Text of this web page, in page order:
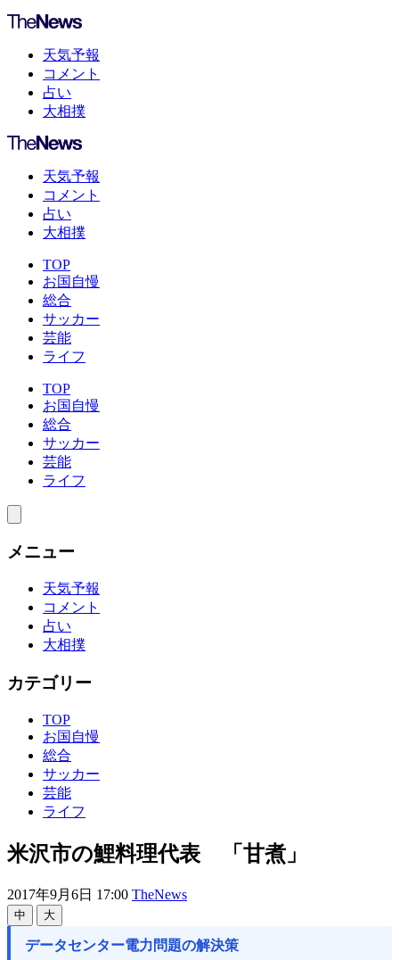
天気予報
コメント
占い
大相撲
天気予報
コメント
占い
大相撲
TOP
お国自慢
総合
サッカー
芸能
ライフ
TOP
お国自慢
総合
サッカー
芸能
ライフ
メニュー
天気予報
コメント
占い
大相撲
カテゴリー
TOP
お国自慢
総合
サッカー
芸能
ライフ
米沢市の鯉料理代表 「甘煮」
2017年9月6日 17:00 TheNews
中 大
データセンター電力問題の解決策